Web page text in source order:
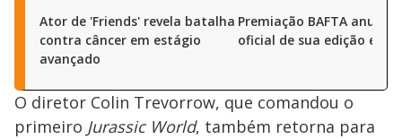
Ator de 'Friends' revela batalha
contra câncer em estágio
avançado
Premiação BAFTA
oficial de sua edição em
O diretor Colin Trevorrow, que comandou o
primeiro Jurassic World, também retorna para